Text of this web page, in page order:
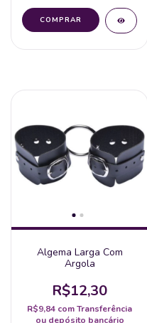
Algema Larga Com
Argola
R$12,30
R$9,84 comTransferência
ou depósito bancário